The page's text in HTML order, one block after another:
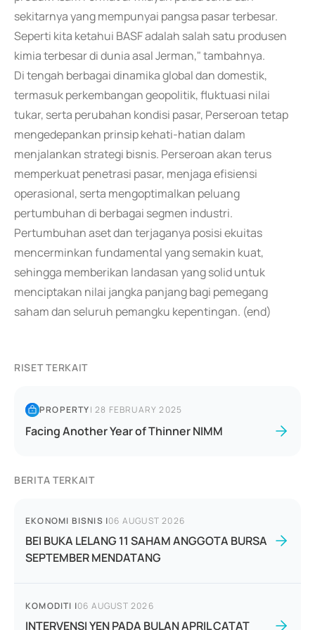
sekitarnya yang mempunyai pangsa pasar terbesar.
Seperti kita ketahui BASF adalah salah satu produsen
kimia terbesar di dunia asal Jerman," tambahnya.
Di tengah berbagai dinamika global dan domestik,
termasuk perkembangan geopolitik, fluktuasi nilai
tukar, serta perubahan kondisi pasar, Perseroan tetap
mengedepankan prinsip kehati-hatian dalam
menjalankan strategi bisnis. Perseroan akan terus
memperkuat penetrasi pasar, menjaga efisiensi
operasional, serta mengoptimalkan peluang
pertumbuhan di berbagai segmen industri.
Pertumbuhan aset dan terjaganya posisi ekuitas
mencerminkan fundamental yang semakin kuat,
sehingga memberikan landasan yang solid untuk
menciptakan nilai jangka panjang bagi pemegang
saham dan seluruh pemangku kepentingan. (end)
RISET TERKAIT
PROPERTY|28 FEBRUARY 2025
Facing Another Year of Thinner NIMM
BERITA TERKAIT
EKONOMI BISNIS |06 AUGUST 2026
BEI BUKA LELANG 11 SAHAM ANGGOTA BURSA
SEPTEMBER MENDATANG
KOMODITI |06 AUGUST 2026
INTERVENSI YEN PADA BULAN APRIL CATAT